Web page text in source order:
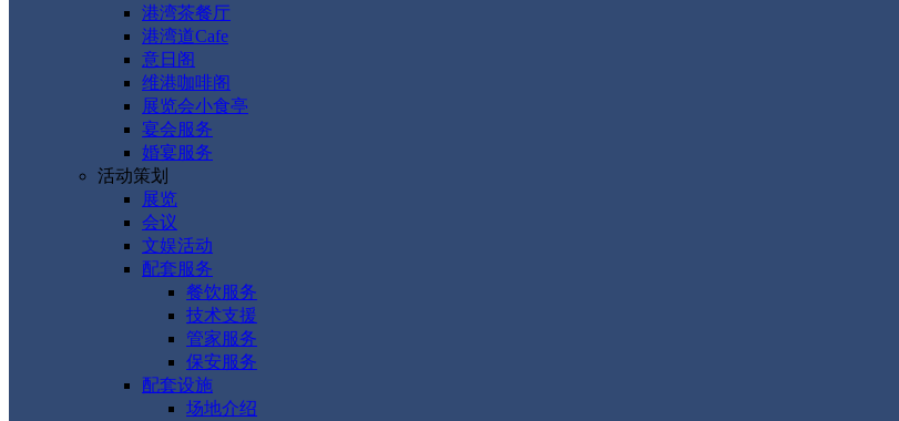
港湾茶餐厅
港湾道Cafe
意日阁
维港咖啡阁
展览会小食亭
宴会服务
婚宴服务
活动策划
展览
会议
文娱活动
配套服务
餐饮服务
技术支援
管家服务
保安服务
配套设施
场地介绍